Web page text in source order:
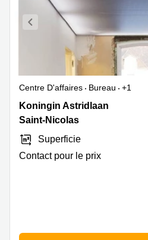
Coworking
Bruxelles
Bureau
a louer
Anvers
Coworking
Bureau
à louer
Centre D'affaires Bureau
+1
Koningin
Astridlaan
Saint-
Nicolas
Koningin Astridlaan
Saint-Nicolas
Superficie
Contact pour le prix